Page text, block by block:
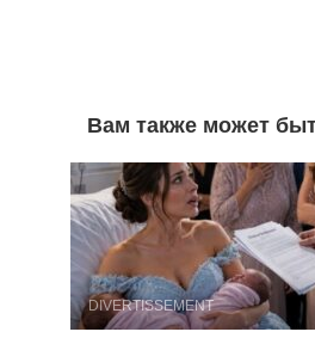
Вам также может
DIVERTISSEMENT